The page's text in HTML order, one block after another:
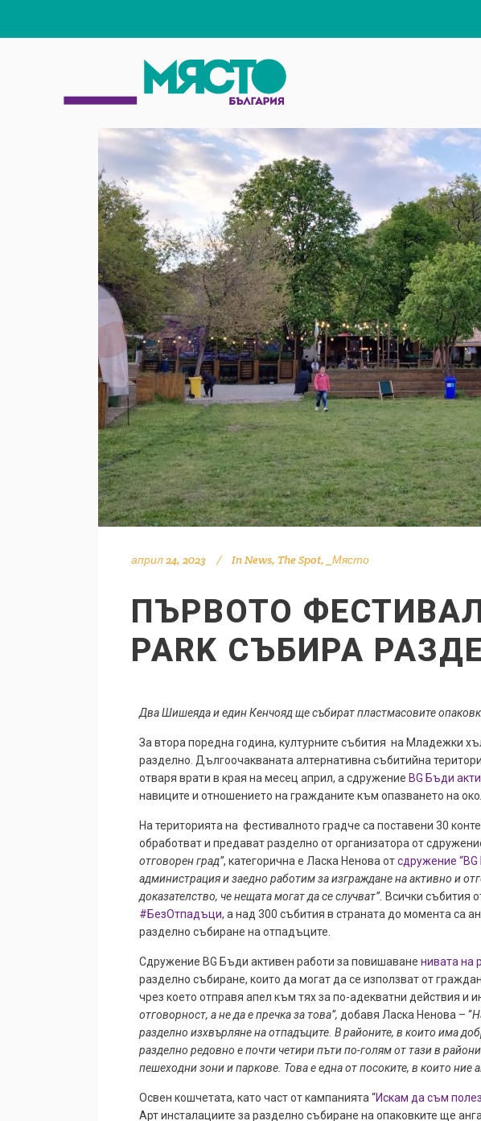
април 24, 2023 InNews, The Spot, _Място
ПЪРВОТО
PARK СЪБИРА
Два Шишеяда и един Кенчoяд ще събират пластмасовите
За втора поредна година, културните събития на Младежки
разделно. Дългоочакваната алтернативна събитийна
отваря врати в края на месец април, а сдружение BG Бъди
навиците и отношението на гражданите към опазването на
На територията на фестивалното градче са поставени 30
обработват и предават разделно от организатора от
отговорен град”, категорична е Ласка Ненова отсдружение
администрация и заедно работим за изграждане на активно и
доказателство, че нещата могат да се случват”. Всички събития
#БезОтпадъци, а над 300 събития в страната до момента са
разделно събиране на отпадъците.
Сдружение BG Бъди активен работи за повишаване нивата на
разделно събиране, които да могат да се използват от
чрез което отправя апел към тях за по-адекватни действия и
отговорност, а не да е пречка за това”, добавя Ласка Ненова – “
разделно изхвърляне на отпадъците. В районите, в които има
разделно редовно е почти четири пъти по-голям от тази в
пешеходни зони и паркове. Това е една от посоките, в които ние
Освен кошчетата, като част от кампанията “Искам да съм
Арт инсталациите за разделно събиране на опаковките ще